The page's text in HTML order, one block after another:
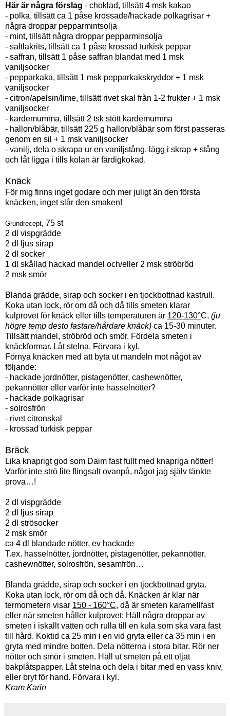
Här är några förslag - choklad, tillsätt 4 msk kakao
- polka, tillsätt ca 1 påse krossade/hackade polkagrisar +
några droppar pepparmintsolja
- mint, tillsätt några droppar pepparminsolja
- saltlakrits, tillsätt ca 1 påse krossad turkisk peppar
- saffran, tillsätt 1 påse saffran blandat med 1 msk
vaniljsocker
- pepparkaka, tillsätt 1 msk pepparkakskryddor + 1 msk
vaniljsocker
- citron/apelsin/lime, tillsätt rivet skal från 1-2 frukter + 1 msk
vaniljsocker
- kardemumma, tillsätt 2 tsk stött kardemumma
- hallon/blåbär, tillsätt 225 g hallon/blåbär som först passeras
genom en sil + 1 msk vaniljsocker
- vanilj, dela o skrapa ur en vaniljstång, lägg i skrap + stång
och låt ligga i tills kolan är färdigkokad.
Knäck
För mig finns inget godare och mer juligt än den första
knäcken, inget slår den smaken!
Grundrecept, 75 st
2 dl vispgrädde
2 dl ljus sirap
2 dl socker
1 dl skållad hackad mandel och/eller 2 msk ströbröd
2 msk smör
Blanda grädde, sirap och socker i en tjockbottnad kastrull.
Koka utan lock, rör om då och då tills smeten klarar
kulprovet för knäck eller tills temperaturen är 120-130°C, (ju
högre temp desto fastare/hårdare knäck) ca 15-30 minuter.
Tillsätt mandel, ströbröd och smör. Fördela smeten i
knäckformar. Låt stelna. Förvara i kyl.
Förnya knäcken med att byta ut mandeln mot något av
följande:
- hackade jordnötter, pistagenötter, cashewnötter,
pekannötter eller varför inte hasselnötter?
- hackade polkagrisar
- solrosfrön
- rivet citronskal
- krossad turkisk peppar
Bräck
Lika knaprigt god som Daim fast fullt med knapriga nötter!
Varför inte strö lite flingsalt ovanpå, något jag själv tänkte
prova…!
2 dl vispgrädde
2 dl ljus sirap
2 dl strösocker
2 msk smör
ca 4 dl blandade nötter, ev hackade
T.ex. hasselnötter, jordnötter, pistagenötter, pekannötter,
cashewnötter, solrosfrön, sesamfrön…
Blanda grädde, sirap och socker i en tjockbottnad gryta.
Koka utan lock, rör om då och då. Knäcken är klar när
termometern visar 150 - 160°C, då är smeten karamellfast
eller när smeten håller kulprovet: Häll några droppar av
smeten i iskallt vatten och rulla till en kula som ska vara fast
till hård. Koktid ca 25 min i en vid gryta eller ca 35 min i en
gryta med mindre botten. Dela nötterna i stora bitar. Rör ner
nötter och smör i smeten. Häll ut smeten på ett oljat
bakplåtspapper. Låt stelna och dela i bitar med en vass kniv,
eller bryt för hand. Förvara i kyl.
Kram Karin